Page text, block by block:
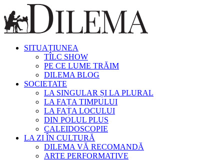
SITUAȚIUNEA
TÎLC SHOW
PE CE LUME TRĂIM
DILEMA BLOG
SOCIETATE
LA SINGULAR ȘI LA PLURAL
LA FAȚA TIMPULUI
LA FAȚA LOCULUI
DIN POLUL PLUS
CALEIDOSCOPIE
LA ZI ÎN CULTURĂ
DILEMA VĂ RECOMANDĂ
ARTE PERFORMATIVE